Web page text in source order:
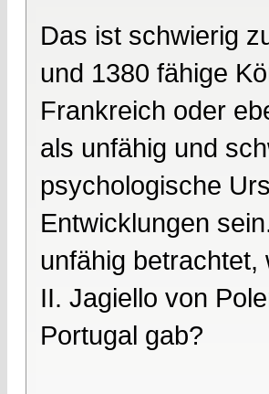
Das ist schwierig
und 1380 fähige
Frankreich oder
als unfähig und
psychologische
Entwicklungen
unfähig
II. Jagiello von
Portugal gab?